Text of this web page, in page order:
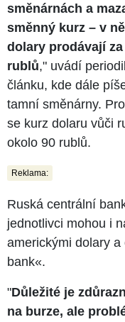
směnárnách a
směnný kurz –⁠⁠⁠⁠⁠⁠ v
dolary prodávají
rublů," uvádí
článku, kde dále
tamní směnárny.
se kurz dolaru vůči
okolo 90 rublů.
Reklama:
Ruská centrální
jednotlivci mohou i
americkými dolary
bank«.
"Důležité je
na burze, ale